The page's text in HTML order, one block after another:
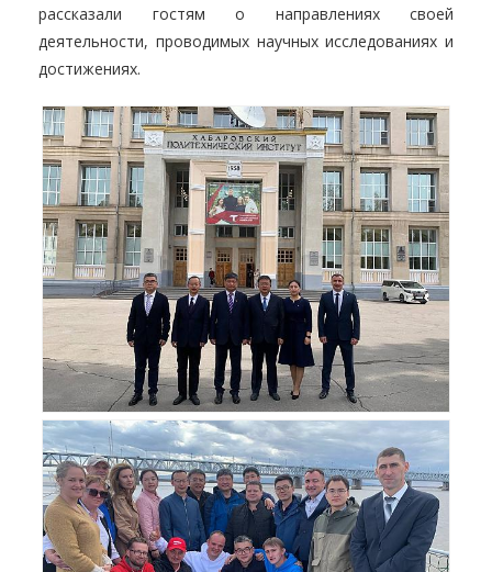
рассказали гостям о направлениях своей
деятельности, проводимых научных исследованиях и
достижениях.